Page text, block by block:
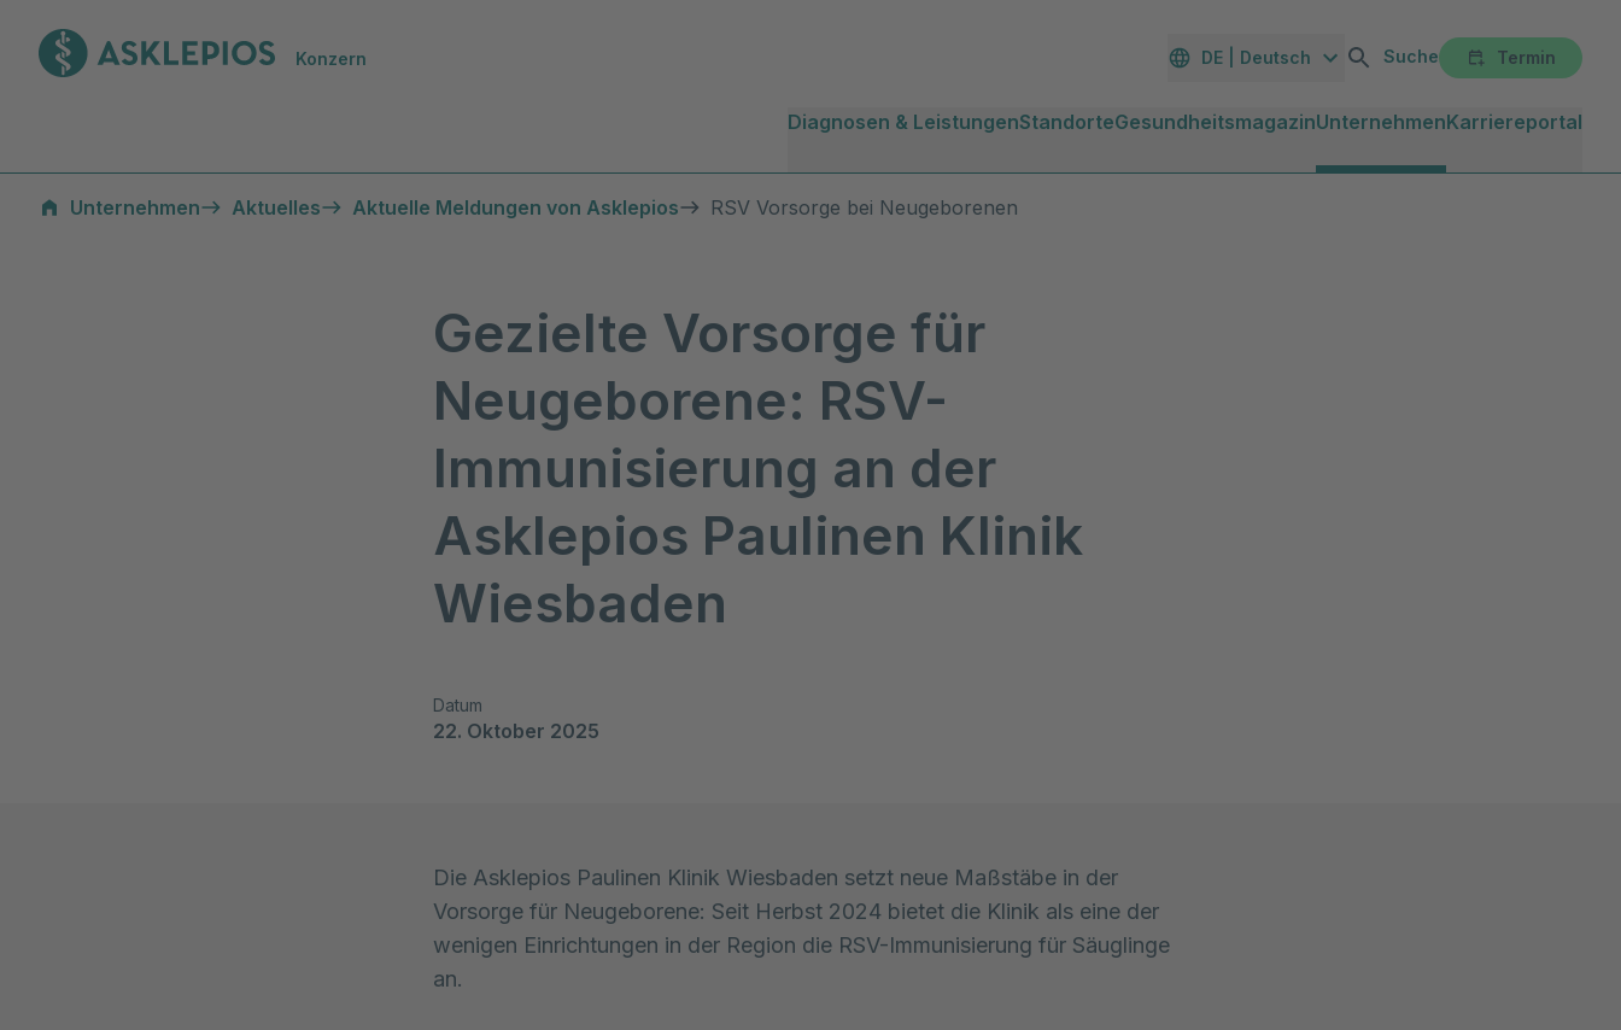
Konzern DE | Deutsch Suche Termin
Diagnosen & LeistungenStandorteGesundheitsmagazinUnternehmenKarriereportal
Unternehmen Aktuelles Aktuelle Meldungen von Asklepios RSV Vorsorge bei Neugeborenen
Gezielte Vorsorge für
Neugeborene: RSV-
Immunisierung an der
Asklepios Paulinen Klinik
Wiesbaden
Datum
22. Oktober 2025
Die Asklepios Paulinen Klinik Wiesbaden setzt neue Maßstäbe in der
Vorsorge für Neugeborene: Seit Herbst 2024 bietet die Klinik als eine der
wenigen Einrichtungen in der Region die RSV-Immunisierung für Säuglinge
an.